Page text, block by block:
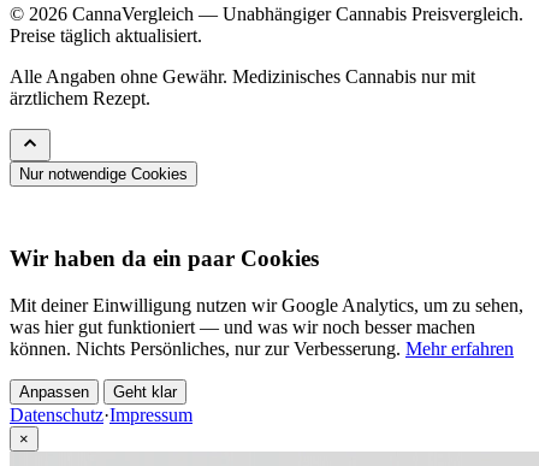
© 2026 CannaVergleich — Unabhängiger Cannabis Preisvergleich.
Preise täglich aktualisiert.
Alle Angaben ohne Gewähr. Medizinisches Cannabis nur mit
ärztlichem Rezept.
Nur notwendige Cookies
Wir haben da ein paar Cookies
Mit deiner Einwilligung nutzen wir Google Analytics, um zu sehen,
was hier gut funktioniert — und was wir noch besser machen
können. Nichts Persönliches, nur zur Verbesserung. Mehr erfahren
Anpassen Geht klar
Datenschutz·Impressum
×